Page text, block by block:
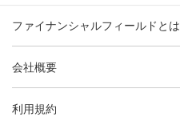
ファイナンシャルフィールドとは
会社概要
利用規約